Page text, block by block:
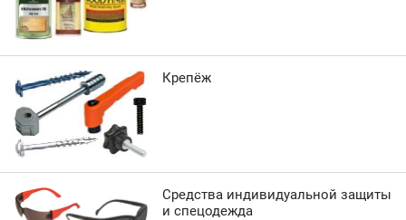
Крепёж
Средства индивидуальной защиты
и спецодежда